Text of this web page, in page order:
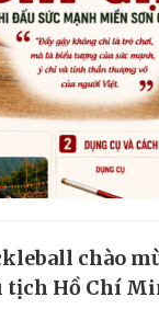
chào
tịch Hồ Chí